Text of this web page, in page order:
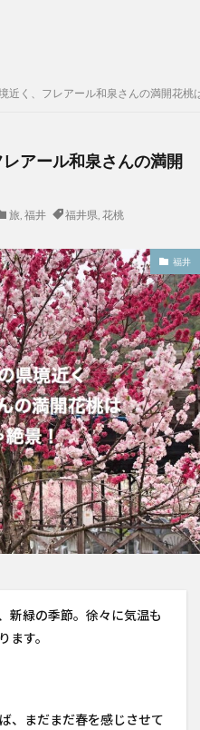
近く、フレアール和泉さんの満開花桃
アール和泉さんの満開
旅, 福井 福井県, 花桃
福井
新緑の季節。徐々に気温も
す。
、まだまだ春を感じさせて